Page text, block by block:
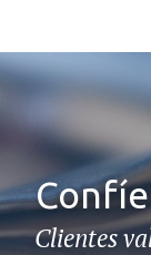
Clientes